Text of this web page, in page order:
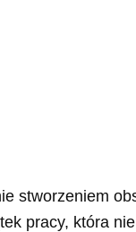
stworzeniem
pracy, która